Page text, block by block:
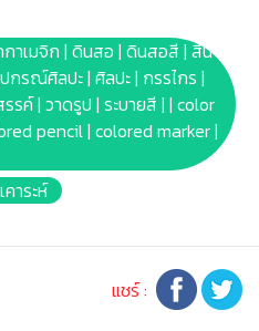
ลอะด้วยน้ำร้อน ห้ามใช้น้ำยา
คลอรีน บลีช ซักซ้ำอีกครั้ง
ล์เปเปอร์ ผนังที่ทาสี ไม้ ไวนิล
ซักล้างได้
สีอาจยังหลงเหลือจางๆ ขึ้นอยู่
กาเมจิก | ดินสอ | ดินสอสี | สีน้ำ
รณ์ศิลปะ | ศิลปะ | กรรไกร |
รค์ | วาดรูป | ระบายสี | | color
pencil | colored marker |
าระห์
แชร์ :